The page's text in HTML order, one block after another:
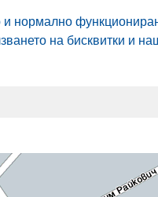
и нормално
на бисквитки и